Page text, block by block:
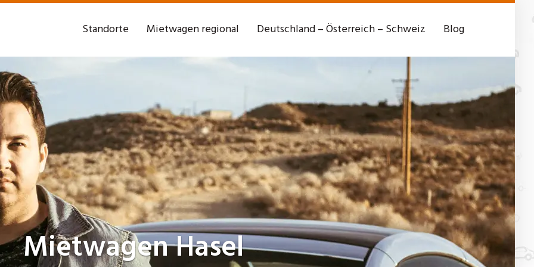
Standorte Mietwagen regional Deutschland – Österreich – Schweiz Blog
MietwagenHasel